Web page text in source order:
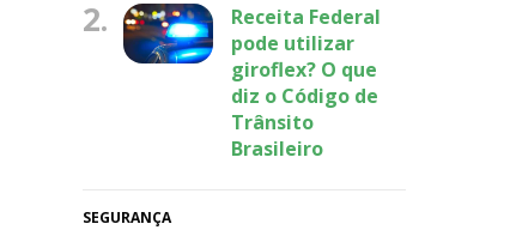
2.
Receita Federal
pode utilizar
giroflex? O que
diz o Código de
Trânsito
Brasileiro
SEGURANÇA